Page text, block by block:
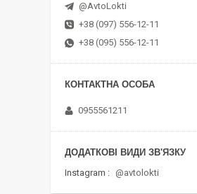
@AvtoLokti
+38 (097) 556-12-11
+38 (095) 556-12-11
0955561211
Instagram @avtolokti